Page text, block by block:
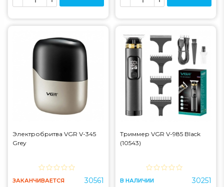
Электробритва VGR V-345
Grey
ЗАКАНЧИВАЕТСЯ 30561
Триммер VGR V-985 Black
(10543)
В НАЛИЧИИ 30251